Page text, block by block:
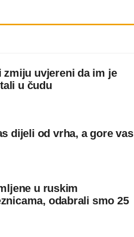
zmiju uvjereni da im je
u čudu
dijeli od vrha, a gore vas
u ruskim
odabrali smo 25